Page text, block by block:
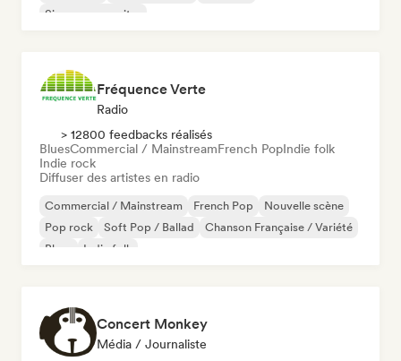
Singer-songwriter
Fréquence Verte
Radio
> 12800 feedbacks réalisés
BluesCommercial / MainstreamFrench PopIndie folk
Indie rock
Diffuser des artistes en radio
Commercial / Mainstream French Pop
Nouvelle scène
Pop rock
Soft Pop / Ballad
Chanson Française / Variété
Blues
Indie folk
Concert Monkey
Média / Journaliste